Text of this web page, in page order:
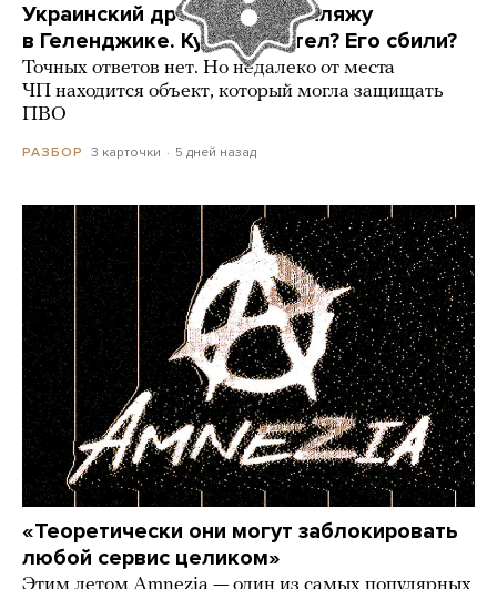
Украинский дрон попал по пляжу
в Геленджике. Куда он летел? Его сбили?
Точных ответов нет. Но недалеко от места
ЧП находится объект, который могла защищать
ПВО
РАЗБОР 3 карточки 5 дней назад
«Теоретически они могут заблокировать
любой сервис целиком»